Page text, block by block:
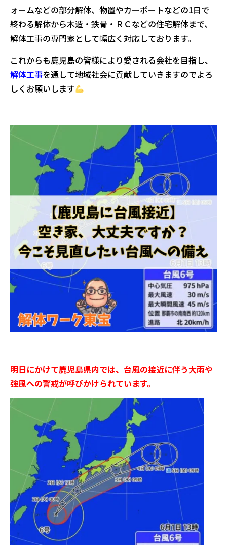
ォームなどの部分解体、物置やカーポートなどの1日で
終わる解体から木造・鉄骨・ＲＣなどの住宅解体まで、
解体工事の専門家として幅広く対応しております。
これからも鹿児島の皆様により愛される会社を目指し、
解体工事を通して地域社会に貢献していきますのでよろ
しくお願いします
明日にかけて鹿児島県内では、台風の接近に伴う大雨や
強風への警戒が呼びかけられています。